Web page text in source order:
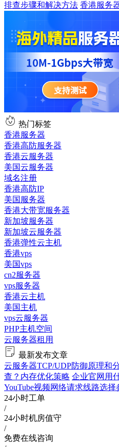
排查步骤和解决方法 香港服务
热门标签
香港服务器
香港高防服务器
香港云服务器
美国云服务器
域名注册
香港高防IP
美国服务器
香港大带宽服务器
新加坡服务器
新加坡云服务器
香港弹性云主机
香港vps
美国vps
cn2服务器
vps服务器
香港云主机
美国主机
vps云服务器
PHP主机空间
云服务器租用
最新发布文章
云服务器TCP/UDP防御原理和
查？内存优化策略 企业官网用
YouTube视频网络请求线路选择
24小时工单
/
24小时机房值守
/
免费在线咨询